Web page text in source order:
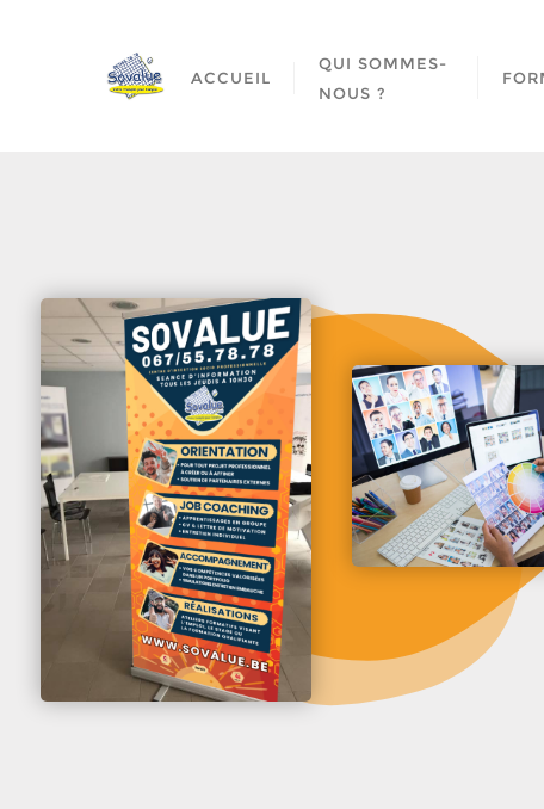
ACCUEIL
QUI SOMMES-
NOUS ?